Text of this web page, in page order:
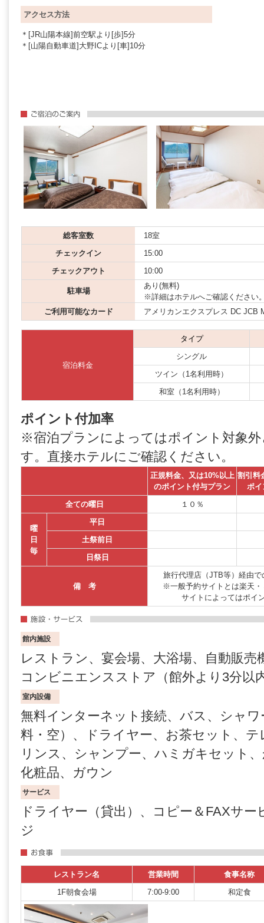
アクセス方法
＊[JR山陽本線]前空駅より[歩]5分
＊[山陽自動車道]大野ICより[車]10分
総客室数
18室
チェックイン
15:00
チェックアウト
10:00
駐車場
あり(無料)
※詳細はホテルへご確認ください
ご利用可能なカード
アメリカンエクスプレス DC JCB
宿泊料金
タイプ
シングル
ツイン（1名利用時）
和室（1名利用時）
ポイント付加率
※宿泊プランによってはポイント対象
す。直接ホテルにご確認ください。
正規料金、又は10%以上
のポイント付与プラン
割引料
ポ
全ての曜日
１０％
曜
日
毎
平日
土祭前日
日祭日
備 考
旅行代理店（JTB等）経由
※一般予約サイトとは楽天
サイトによってはポイ
館内施設
レストラン、宴会場、大浴場、自動販
コンビニエンスストア（館外より3分以
室内設備
無料インターネット接続、バス、シャ
料・空）、ドライヤー、お茶セット、
リンス、シャンプー、ハミガキセット
化粧品、ガウン
サービス
ドライヤー（貸出）、コピー＆FAXサ
ジ
レストラン名 営業時間
食事名称
1F朝食会場
7:00-9:00 和定食